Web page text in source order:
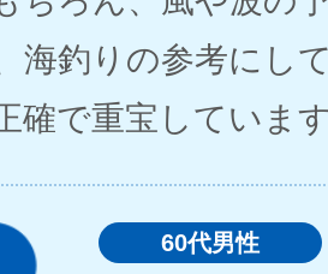
海釣りの参考にし
確で重宝していま
60代男性